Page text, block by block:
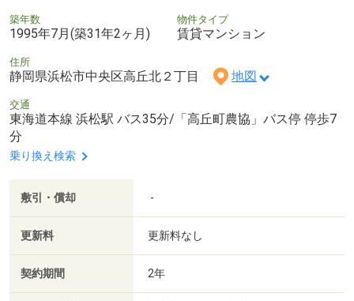
築年数
1995年7月(築31年2ヶ月)
物件タイプ
賃貸マンション
住所
静岡県浜松市中央区高丘北２丁目 地図
交通
東海道本線 浜松駅 バス35分/「高丘町農協」バス停 停歩7
分
乗り換え検索
敷引・償却 -
更新料 更新料なし
契約期間 2年